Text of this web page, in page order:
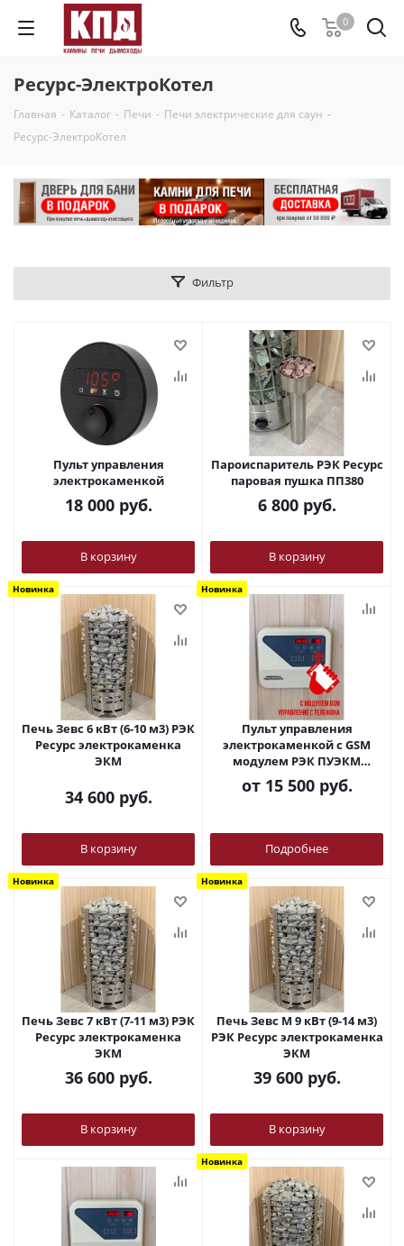
0
Ресурс-ЭлектроКотел
Главная - Каталог - Печи - Печи электрические для саун -
Ресурс-ЭлектроКотел
Фильтр
Пульт управления
элeктрoкaмeнкой
18 000руб.
В корзину
Пароиспаритель РЭК Ресурс
паровая пушка ПП380
6 800руб.
В корзину
Новинка
Печь Зевс 6 кВт (6-10 м3) РЭК
Ресурс электрокаменка
ЭКМ
34 600руб.
В корзину
Новинка
Пульт управления
элeктрoкaмeнкой с GSM
модулем РЭК ПУЭКМ
"Ресурс" цифровой
программируемый
от 15 500 руб.
Подробнее
Новинка
Печь Зевс 7 кВт (7-11 м3) РЭК
Ресурс электрокаменка
ЭКМ
36 600руб.
В корзину
Новинка
Печь Зевс М 9 кВт (9-14 м3)
РЭК Ресурс электрокаменка
ЭКМ
39 600руб.
В корзину
Новинка